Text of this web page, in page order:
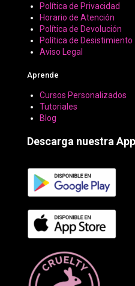
Política de Privacidad
Horario de Atención
Política de Devolución
Política de Desistimiento
Aviso Legal
Aprende
Cursos Personalizados
Tutoriales
Blog
Descarga nuestra App